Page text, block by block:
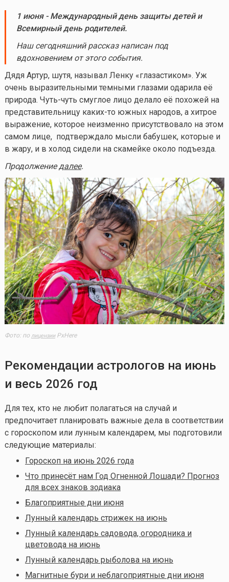
1 июня - Международный день защиты детей и
Всемирный день родителей.
Наш сегодняшний рассказ написан под
вдохновением от этого события.
Дядя Артур, шутя, называл Ленку «глазастиком». Уж
очень выразительными темными глазами одарила её
природа. Чуть-чуть смуглое лицо делало её похожей на
представительницу каких-то южных народов, а хитрое
выражение, которое неизменно присутствовало на этом
самом лице, подтверждало мысли бабушек, которые и
в жару, и в холод сидели на скамейке около подъезда.
Продолжениедалее.
Фото: по лицензииPxHere
Рекомендации астрологов на июнь
и весь 2026 год
Для тех, кто не любит полагаться на случай и
предпочитает планировать важные дела в соответствии
с гороскопом или лунным календарем, мы подготовили
следующие материалы:
Гороскоп на июнь 2026 года
Что принесёт нам Год Огненной Лошади? Прогноз
для всех знаков зодиака
Благоприятные дни июня
Лунный календарь стрижек на июнь
Лунный календарь садовода, огородника и
цветовода на июнь
Лунный календарь рыболова на июнь
Магнитные бури и неблагоприятные дни июня